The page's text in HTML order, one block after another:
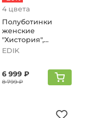
4 цвета
Полуботинки
женские
"Хистория",
коричневый
EDIK
6 999 ₽
8 799 ₽